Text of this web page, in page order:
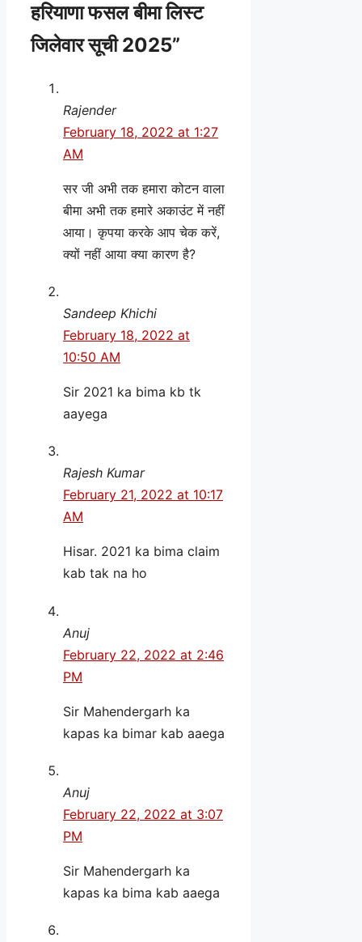
हरियाणा फसल बीमा लिस्ट
जिलेवार सूची 2025”
Rajender
February 18, 2022 at 1:27
AM
सर जी अभी तक हमारा कोटन वाला
बीमा अभी तक हमारे अकाउंट में नहीं
आया। कृपया करके आप चेक करें,
क्यों नहीं आया क्या कारण है?
Sandeep Khichi
February 18, 2022 at
10:50 AM
Sir 2021 ka bima kb tk
aayega
Rajesh Kumar
February 21, 2022 at 10:17
AM
Hisar. 2021 ka bima claim
kab tak na ho
Anuj
February 22, 2022 at 2:46
PM
Sir Mahendergarh ka
kapas ka bimar kab aaega
Anuj
February 22, 2022 at 3:07
PM
Sir Mahendergarh ka
kapas ka bima kab aaega